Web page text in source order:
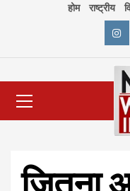
होम राष्ट्रीय
Menu